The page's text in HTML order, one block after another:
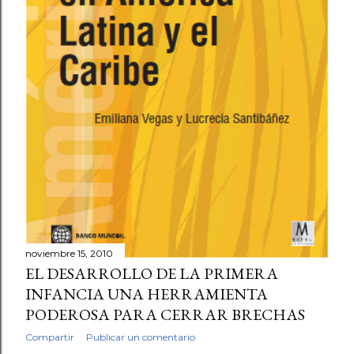
noviembre 15, 2010
EL DESARROLLO DE LA PRIMERA
INFANCIA UNA HERRAMIENTA
PODEROSA PARA CERRAR BRECHAS
Compartir Publicar un comentario